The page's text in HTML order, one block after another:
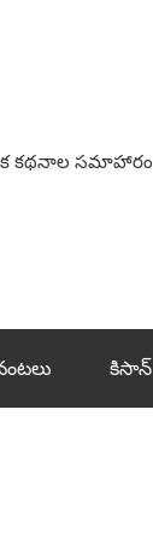
క‌థ‌నాల సమాహారం
కిసాన్‌